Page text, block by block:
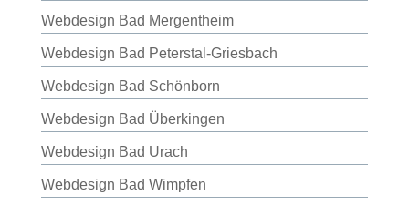
Webdesign Bad Mergentheim
Webdesign Bad Peterstal-Griesbach
Webdesign Bad Schönborn
Webdesign Bad Überkingen
Webdesign Bad Urach
Webdesign Bad Wimpfen